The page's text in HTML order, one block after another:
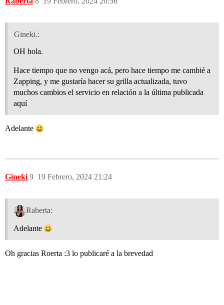
Gineki.:
OH hola.
Hace tiempo que no vengo acá, pero hace tiempo me cambié a
Zapping, y me gustaría hacer su grilla actualizada, tuvo
muchos cambios el servicio en relación a la última publicada
aquí
Adelante
Gineki 19 Febrero, 2024 21:24
9
Raberta:
Adelante
Oh gracias Roerta :3 lo publicaré a la brevedad